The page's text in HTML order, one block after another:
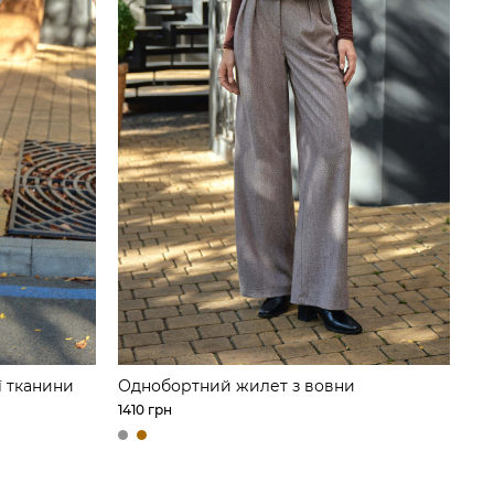
тканини Однобортний жилет з вовни
1410 грн